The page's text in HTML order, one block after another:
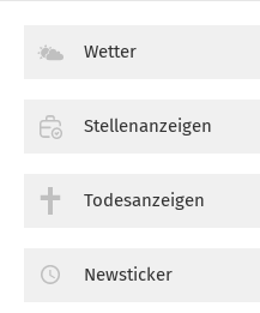
Wetter
Stellenanzeigen
Todesanzeigen
Newsticker